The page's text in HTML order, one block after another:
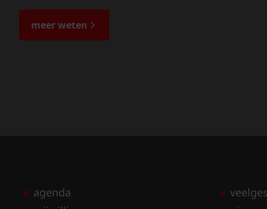
meer weten
agenda